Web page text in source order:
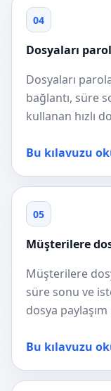
04
Dosyaları
Dosyaları
bağlantı, süre
kullanan hızlı
Bu kılavuzu
05
Müşterilere
Müşterilere
süre sonu ve
dosya
Bu kılavuzu